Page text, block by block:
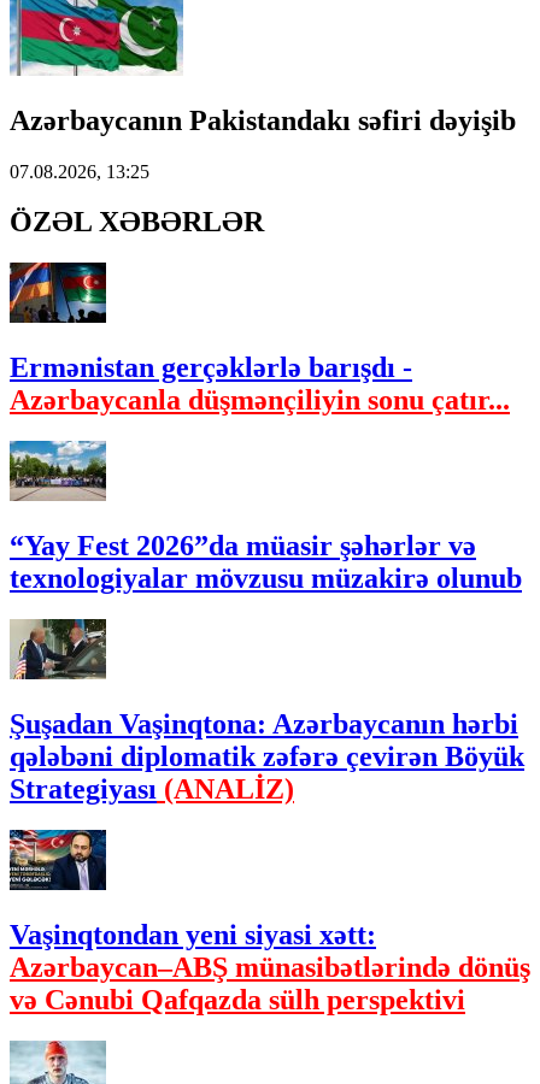
Azərbaycanın Pakistandakı səfiri dəyişib
07.08.2026, 13:25
ÖZƏL XƏBƏRLƏR
Ermənistan gerçəklərlə barışdı -
Azərbaycanla düşmənçiliyin sonu çatır...
“Yay Fest 2026”da müasir şəhərlər və
texnologiyalar mövzusu müzakirə olunub
Şuşadan Vaşinqtona: Azərbaycanın hərbi
qələbəni diplomatik zəfərə çevirən Böyük
Strategiyası (ANALİZ)
Vaşinqtondan yeni siyasi xətt:
Azərbaycan–ABŞ münasibətlərində dönüş
və Cənubi Qafqazda sülh perspektivi